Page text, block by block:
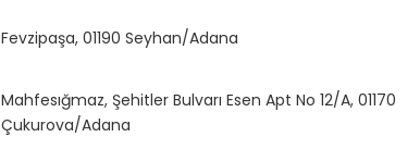
Fevzipaşa, 01190 Seyhan/Adana
Mahfesığmaz, Şehitler Bulvarı Esen Apt No 12/A, 01170
Çukurova/Adana